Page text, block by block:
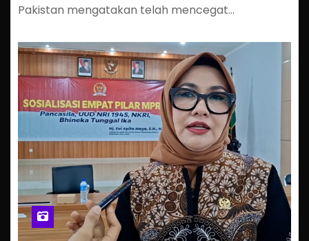
Pakistan mengatakan telah mencegat…